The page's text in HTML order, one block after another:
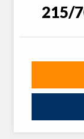
215/